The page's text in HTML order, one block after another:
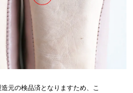
元の検品済となりますため、こ